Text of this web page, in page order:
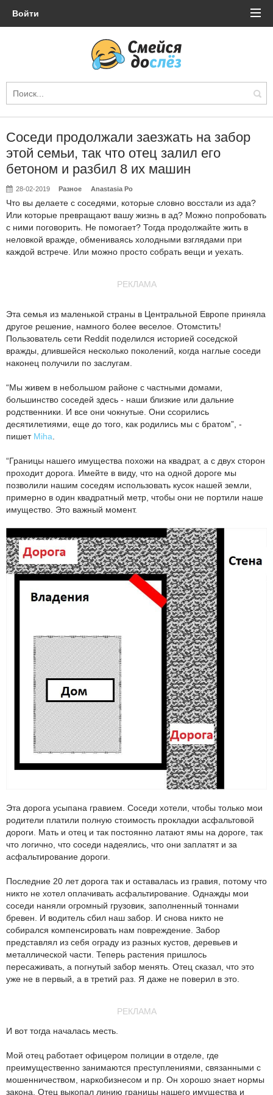
Войти
Соседи продолжали заезжать на забор
этой семьи, так что отец залил его
бетоном и разбил 8 их машин
28-02-2019 Разное Anastasia Po
Что вы делаете с соседями, которые словно восстали из ада?
Или которые превращают вашу жизнь в ад? Можно попробовать
с ними поговорить. Не помогает? Тогда продолжайте жить в
неловкой вражде, обмениваясь холодными взглядами при
каждой встрече. Или можно просто собрать вещи и уехать.
РЕКЛАМА
Эта семья из маленькой страны в Центральной Европе приняла
другое решение, намного более веселое. Отомстить!
Пользователь сети Reddit поделился историей соседской
вражды, длившейся несколько поколений, когда наглые соседи
наконец получили по заслугам.
“Мы живем в небольшом районе с частными домами,
большинство соседей здесь - наши близкие или дальние
родственники. И все они чокнутые. Они ссорились
десятилетиями, еще до того, как родились мы с братом”, -
пишет Miha
“Границы нашего имущества похожи на квадрат, а с двух сторон
проходит дорога. Имейте в виду, что на одной дороге мы
позволили нашим соседям использовать кусок нашей земли,
примерно в один квадратный метр, чтобы они не портили наше
имущество. Это важный момент.
Эта дорога усыпана гравием. Соседи хотели, чтобы только мои
родители платили полную стоимость прокладки асфальтовой
дороги. Мать и отец и так постоянно латают ямы на дороге, так
что логично, что соседи надеялись, что они заплатят и за
асфальтирование дороги.
Последние 20 лет дорога так и оставалась из гравия, потому что
никто не хотел оплачивать асфальтирование. Однажды мои
соседи наняли огромный грузовик, заполненный тоннами
бревен. И водитель сбил наш забор. И снова никто не
собирался компенсировать нам повреждение. Забор
представлял из себя ограду из разных кустов, деревьев и
металлической части. Теперь растения пришлось
пересаживать, а погнутый забор менять. Отец сказал, что это
уже не в первый, а в третий раз. Я даже не поверил в это.
РЕКЛАМА
И вот тогда началась месть.
Мой отец работает офицером полиции в отделе, где
преимущественно занимаются преступлениями, связанными с
мошенничеством, наркобизнесом и пр. Он хорошо знает нормы
закона. Отец выкопал линию границы нашего имущества и